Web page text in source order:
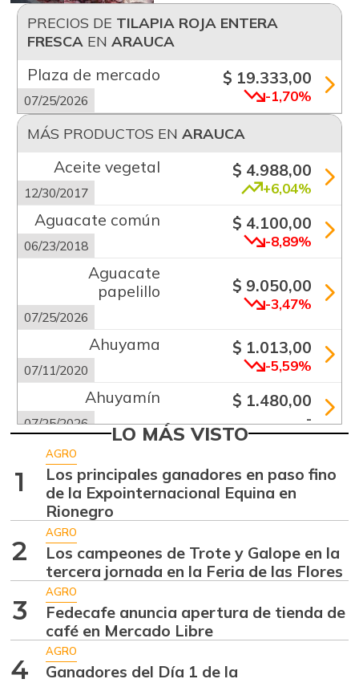
PRECIOS DE TILAPIA ROJA ENTERA
FRESCAEN ARAUCA
Plaza de mercado
07/25/2026
$ 19.333,00
-1,70%
MÁS PRODUCTOS EN ARAUCA
Aceite vegetal
12/30/2017
$ 4.988,00
+6,04%
Aguacate común
06/23/2018
$ 4.100,00
-8,89%
Aguacate
papelillo
07/25/2026
$ 9.050,00
-3,47%
Ahuyama
07/11/2020
$ 1.013,00
-5,59%
Ahuyamín
07/25/2026
$ 1.480,00
-
07/25/2026 +0,44%
Alas de pollo sin
costillar
07/25/2026
$ 9.000,00
Apio
07/25/2026
$ 2.792,00
Arracacha
amarilla
07/25/2026
$ 4.575,00
LO MÁS VISTO
1
AGRO
Los principales ganadores en paso fino
de la Expointernacional Equina en
Rionegro
2
AGRO
Los campeones de Trote y Galope en la
tercera jornada en la Feria de las Flores
3
AGRO
Fedecafe anuncia apertura de tienda de
café en Mercado Libre
4
AGRO
Ganadores del Día 1 de la